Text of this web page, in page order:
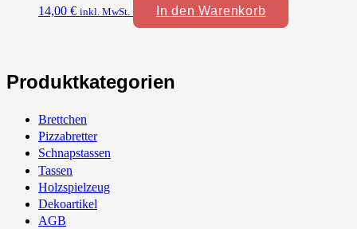
14,00 € inkl. MwSt. In den Warenkorb
Produktkategorien
Brettchen
Pizzabretter
Schnapstassen
Tassen
Holzspielzeug
Dekoartikel
AGB